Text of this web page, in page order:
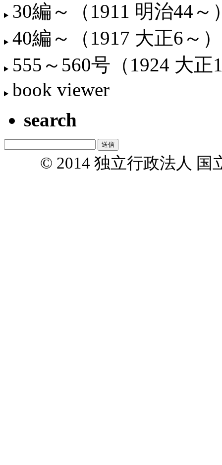
30編～（1911 明治44～
40編～（1917 大正6～）
555～560号（1924 大正
book viewer
search
© 2014 独立行政法人 国